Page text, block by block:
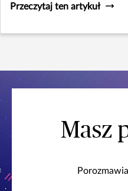
Przeczytaj ten artykuł
Masz